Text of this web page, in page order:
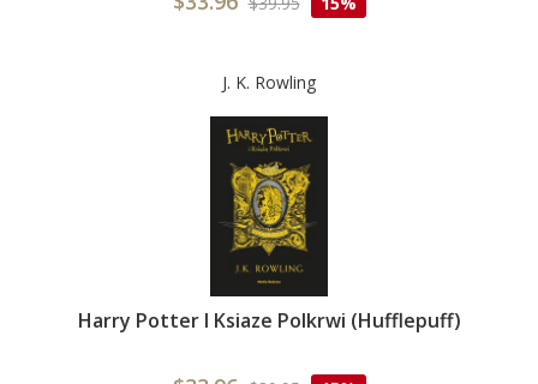
J. K. Rowling
Harry Potter I Ksiaze Polkrwi (Hufflepuff)